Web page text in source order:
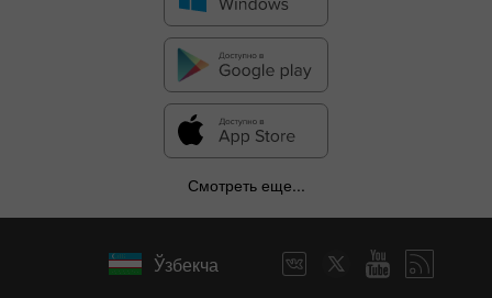
Смотреть еще...
Ўзбекча